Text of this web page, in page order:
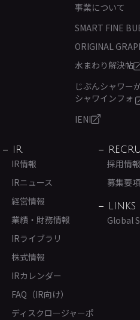
事業について
SMART FINE
ORIGINAL
水まわり解決帖
じぶんシャワー
シャワインフォ
IENI
IR
IR情報
IRニュース
経営情報
業績・財務情報
IRライブラリ
株式情報
IRカレンダー
FAQ（IR向け）
ディスクロージャーポ
採用情報
募集要項
LINKS
Global